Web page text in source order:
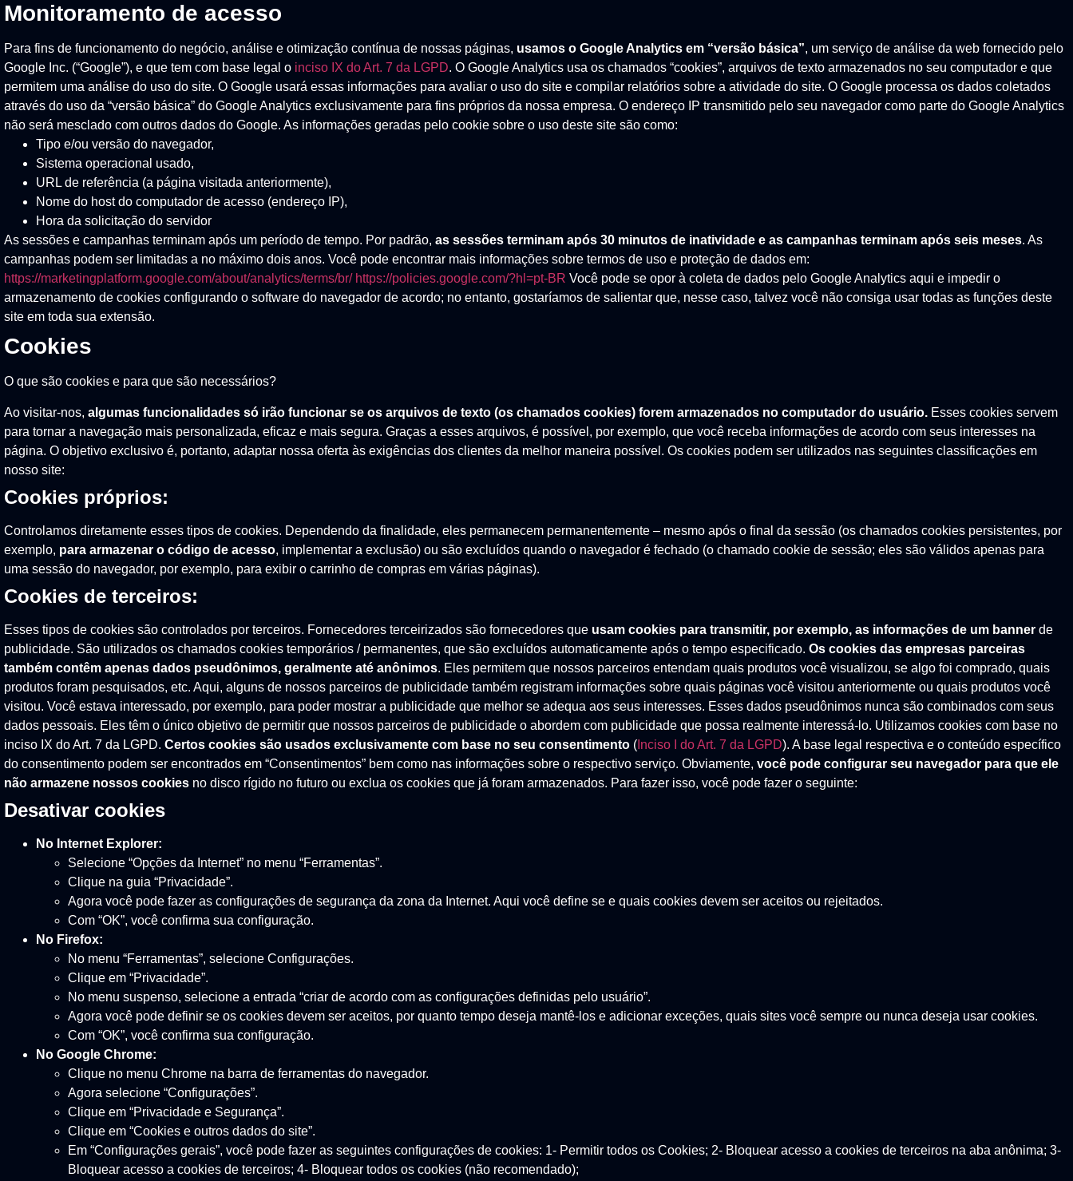
Monitoramento de acesso
Para fins de funcionamento do negócio, análise e otimização contínua de nossas páginas, usamos o Google Analytics em “versão básica”, um serviço de análise da web fornecido pelo
Google Inc. (“Google”), e que tem com base legal o inciso IX do Art. 7 da LGPD. O Google Analytics usa os chamados “cookies”, arquivos de texto armazenados no seu computador e que
permitem uma análise do uso do site. O Google usará essas informações para avaliar o uso do site e compilar relatórios sobre a atividade do site. O Google processa os dados coletados
através do uso da “versão básica” do Google Analytics exclusivamente para fins próprios da nossa empresa. O endereço IP transmitido pelo seu navegador como parte do Google Analytics
não será mesclado com outros dados do Google. As informações geradas pelo cookie sobre o uso deste site são como:
Tipo e/ou versão do navegador,
Sistema operacional usado,
URL de referência (a página visitada anteriormente),
Nome do host do computador de acesso (endereço IP),
Hora da solicitação do servidor
As sessões e campanhas terminam após um período de tempo. Por padrão, as sessões terminam após 30 minutos de inatividade e as campanhas terminam após seis meses. As
campanhas podem ser limitadas a no máximo dois anos. Você pode encontrar mais informações sobre termos de uso e proteção de dados em:
https://marketingplatform.google.com/about/analytics/terms/br/ https://policies.google.com/?hl=pt-BR Você pode se opor à coleta de dados pelo Google Analytics aqui e impedir o
armazenamento de cookies configurando o software do navegador de acordo; no entanto, gostaríamos de salientar que, nesse caso, talvez você não consiga usar todas as funções deste
site em toda sua extensão.
Cookies
O que são cookies e para que são necessários?
Ao visitar-nos, algumas funcionalidades só irão funcionar se os arquivos de texto (os chamados cookies) forem armazenados no computador do usuário. Esses cookies servem
para tornar a navegação mais personalizada, eficaz e mais segura. Graças a esses arquivos, é possível, por exemplo, que você receba informações de acordo com seus interesses na
página. O objetivo exclusivo é, portanto, adaptar nossa oferta às exigências dos clientes da melhor maneira possível. Os cookies podem ser utilizados nas seguintes classificações em
nosso site:
Cookies próprios:
Controlamos diretamente esses tipos de cookies. Dependendo da finalidade, eles permanecem permanentemente – mesmo após o final da sessão (os chamados cookies persistentes, por
exemplo, para armazenar o código de acesso, implementar a exclusão) ou são excluídos quando o navegador é fechado (o chamado cookie de sessão; eles são válidos apenas para
uma sessão do navegador, por exemplo, para exibir o carrinho de compras em várias páginas).
Cookies de terceiros:
Esses tipos de cookies são controlados por terceiros. Fornecedores terceirizados são fornecedores que usam cookies para transmitir, por exemplo, as informações de um banner de
publicidade. São utilizados os chamados cookies temporários / permanentes, que são excluídos automaticamente após o tempo especificado. Os cookies das empresas parceiras
também contêm apenas dados pseudônimos, geralmente até anônimos. Eles permitem que nossos parceiros entendam quais produtos você visualizou, se algo foi comprado, quais
produtos foram pesquisados, etc. Aqui, alguns de nossos parceiros de publicidade também registram informações sobre quais páginas você visitou anteriormente ou quais produtos você
visitou. Você estava interessado, por exemplo, para poder mostrar a publicidade que melhor se adequa aos seus interesses. Esses dados pseudônimos nunca são combinados com seus
dados pessoais. Eles têm o único objetivo de permitir que nossos parceiros de publicidade o abordem com publicidade que possa realmente interessá-lo. Utilizamos cookies com base no
inciso IX do Art. 7 da LGPD. Certos cookies são usados exclusivamente com base no seu consentimento ( Inciso I do Art. 7 da LGPD). A base legal respectiva e o conteúdo específico
do consentimento podem ser encontrados em “Consentimentos” bem como nas informações sobre o respectivo serviço. Obviamente, você pode configurar seu navegador para que ele
não armazene nossos cookies no disco rígido no futuro ou exclua os cookies que já foram armazenados. Para fazer isso, você pode fazer o seguinte:
Desativar cookies
No Internet Explorer:
Selecione “Opções da Internet” no menu “Ferramentas”.
Clique na guia “Privacidade”.
Agora você pode fazer as configurações de segurança da zona da Internet. Aqui você define se e quais cookies devem ser aceitos ou rejeitados.
Com “OK”, você confirma sua configuração.
No Firefox:
No menu “Ferramentas”, selecione Configurações.
Clique em “Privacidade”.
No menu suspenso, selecione a entrada “criar de acordo com as configurações definidas pelo usuário”.
Agora você pode definir se os cookies devem ser aceitos, por quanto tempo deseja mantê-los e adicionar exceções, quais sites você sempre ou nunca deseja usar cookies.
Com “OK”, você confirma sua configuração.
No Google Chrome:
Clique no menu Chrome na barra de ferramentas do navegador.
Agora selecione “Configurações”.
Clique em “Privacidade e Segurança”.
Clique em “Cookies e outros dados do site”.
Em “Configurações gerais”, você pode fazer as seguintes configurações de cookies: 1- Permitir todos os Cookies; 2- Bloquear acesso a cookies de terceiros na aba anônima; 3-
Bloquear acesso a cookies de terceiros; 4- Bloquear todos os cookies (não recomendado);